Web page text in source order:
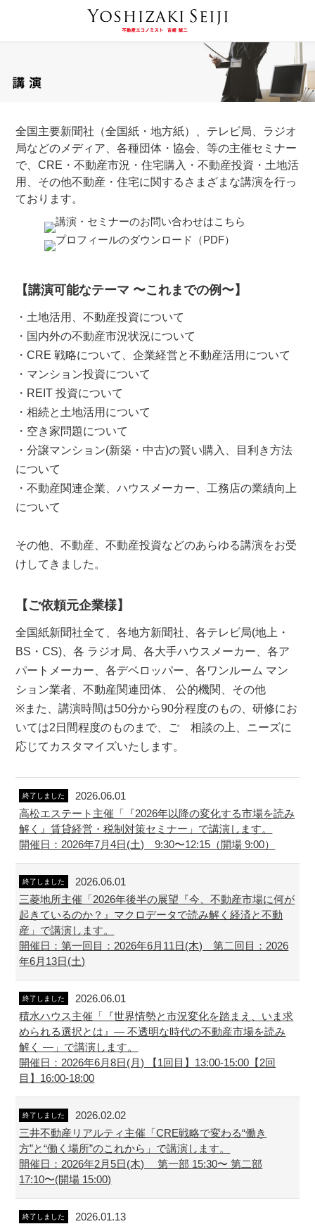
全国主要新聞社（全国紙・地方紙）、テレビ局、ラジオ
局などのメディア、各種団体・協会、等の主催セミナー
で、CRE・不動産市況・住宅購入・不動産投資・土地活
用、その他不動産・住宅に関するさまざまな講演を行っ
ております。
【講演可能なテーマ 〜これまでの例〜】
・土地活用、不動産投資について
・国内外の不動産市況状況について
・CRE 戦略について、企業経営と不動産活用について
・マンション投資について
・REIT 投資について
・相続と土地活用について
・空き家問題について
・分譲マンション(新築・中古)の賢い購入、目利き方法
について
・不動産関連企業、ハウスメーカー、工務店の業績向上
について
その他、不動産、不動産投資などのあらゆる講演をお受
けしてきました。
【ご依頼元企業様】
全国紙新聞社全て、各地方新聞社、各テレビ局(地上・
BS・CS)、各 ラジオ局、各大手ハウスメーカー、各ア
パートメーカー、各デベロッパー、各ワンルーム マン
ション業者、不動産関連団体、 公的機関、その他
※また、講演時間は50分から90分程度のもの、研修にお
いては2日間程度のものまで、ご゙相談の上、ニーズに
応じてカスタマイズいたします。
終了しました
2026.06.01
高松エステート主催「『2026年以降の変化する市場を読み
解く』賃貸経営・税制対策セミナー」で講演します。
開催日：2026年7月4日(土) 9:30〜12:15（開場 9:00）
終了しました
2026.06.01
三菱地所主催「2026年後半の展望『今、不動産市場に何が
起きているのか？』マクロデータで読み解く経済と不動
産」で講演します。
開催日：第一回目：2026年6月11日(木) 第二回目：2026
年6月13日(土)
終了しました
2026.06.01
積水ハウス主催「『世界情勢と市況変化を踏まえ、いま求
められる選択とは』― 不透明な時代の不動産市場を読み
解く ―」で講演します。
開催日：2026年6月8日(月) 【1回目】13:00-15:00【2回
目】16:00-18:00
終了しました
2026.02.02
三井不動産リアルティ主催「CRE戦略で変わる“働き
方”と“働く場所”のこれから」で講演します。
開催日：2026年2月5日(木) 第一部 15:30〜 第二部
17:10〜(開場 15:00)
終了しました
2026.01.13